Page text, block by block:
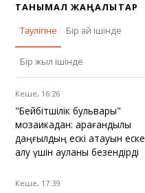
ТАНЫМАЛ ЖАҢАЛЫҚТАР
Тәулігіне
Бір ай ішінде
Бір жыл ішінде
Кеше, 16:26
"Бейбітшілік бульвары"
мозаикадан: қарағандылық
даңғылдың ескі атауын еске
алу үшін ауланы безендірді
Кеше, 17:39